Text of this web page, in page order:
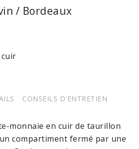
/ Bordeaux
CONSEILS D'ENTRETIEN
monnaie en cuir de taurillon
compartiment fermé par une